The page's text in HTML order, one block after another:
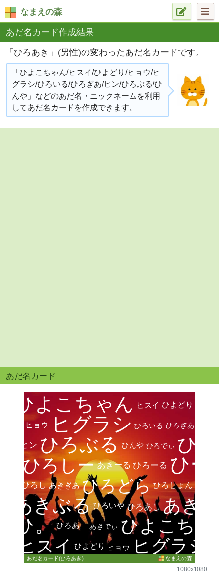
なまえの森
あだ名カード作成結果
「ひろあき」(男性)の変わったあだ名カードです。
「ひよこちゃん/ヒスイ/ひよどり/ヒョウ/ヒ
グラシ/ひろいる/ひろぎあ/ヒン/ひろぶる/ひ
んや」などのあだ名・ニックネームを利用
してあだ名カードを作成できます。
あだ名カード
1080x1080